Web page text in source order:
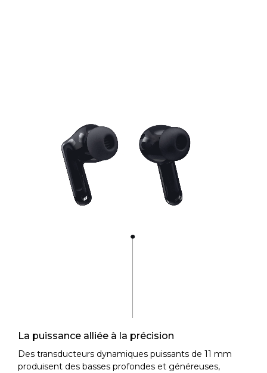
La puissance alliée à la précision
Des transducteurs dynamiques puissants de 11 mm
produisent des basses profondes et généreuses,